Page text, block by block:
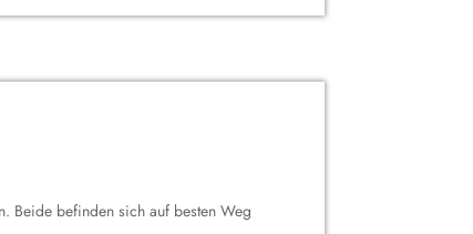
Beide befinden sich auf besten Weg